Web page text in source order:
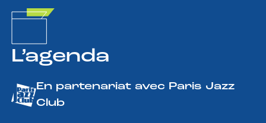
L’agenda
En partenariat avec Paris Jazz
Club